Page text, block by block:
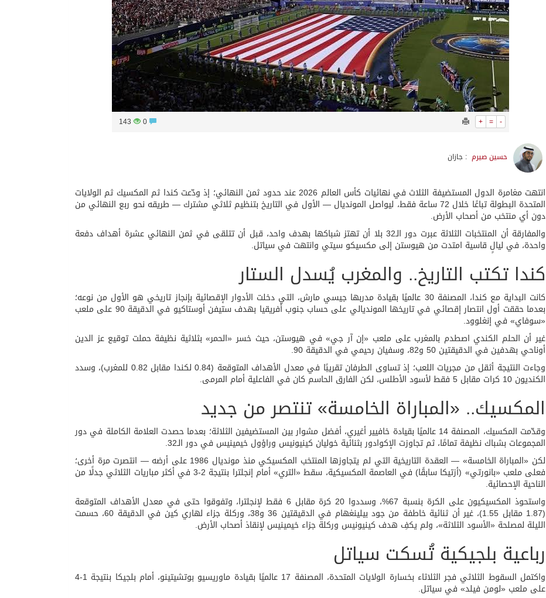
+ = -
0
143
حسين صيرم : جازان
انتهت مغامرة الدول المستضيفة الثلاث في نهائيات كأس العالم 2026 عند حدود ثمن النهائي؛ إذ ودّعت كندا ثم المكسيك ثم الولايات
المتحدة البطولة تباعًا خلال 72 ساعة فقط، ليواصل المونديال — الأول في التاريخ بتنظيم ثلاثي مشترك — طريقه نحو ربع النهائي من
دون أي منتخب من أصحاب الأرض.
والمفارقة أن المنتخبات الثلاثة عبرت دور الـ32 بلا أن تهتز شباكها بهدف واحد، قبل أن تتلقى في ثمن النهائي عشرة أهداف دفعة
واحدة، في ليالٍ قاسية امتدت من هيوستن إلى مكسيكو سيتي وانتهت في سياتل.
كندا تكتب التاريخ.. والمغرب يُسدل الستار
كانت البداية مع كندا، المصنفة 30 عالميًا بقيادة مدربها جيسي مارش، التي دخلت الأدوار الإقصائية بإنجاز تاريخي هو الأول من نوعه؛
بعدما حققت أول انتصار إقصائي في تاريخها المونديالي على حساب جنوب أفريقيا بهدف ستيفن أوستاكيو في الدقيقة 90 على ملعب
«سوفاي» في إنغلوود.
غير أن الحلم الكندي اصطدم بالمغرب على ملعب «إن آر جي» في هيوستن، حيث خسر «الحمر» بثلاثية نظيفة حملت توقيع عز الدين
أوناحي بهدفين في الدقيقتين 50 و82، وسفيان رحيمي في الدقيقة 90.
وجاءت النتيجة أثقل من مجريات اللعب؛ إذ تساوى الطرفان تقريبًا في معدل الأهداف المتوقعة (0.84 لكندا مقابل 0.82 للمغرب)، وسدد
الكنديون 10 كرات مقابل 5 فقط لأسود الأطلس، لكن الفارق الحاسم كان في الفاعلية أمام المرمى.
المكسيك.. «المباراة الخامسة» تنتصر من جديد
وقدّمت المكسيك، المصنفة 14 عالميًا بقيادة خافيير أغيري، أفضل مشوار بين المستضيفين الثلاثة؛ بعدما حصدت العلامة الكاملة في دور
المجموعات بشباك نظيفة تمامًا، ثم تجاوزت الإكوادور بثنائية خوليان كينيونيس وراؤول خيمينيس في دور الـ32.
لكن «المباراة الخامسة» — العقدة التاريخية التي لم يتجاوزها المنتخب المكسيكي منذ مونديال 1986 على أرضه — انتصرت مرة أخرى؛
فعلى ملعب «بانورتي» (أزتيكا سابقًا) في العاصمة المكسيكية، سقط «التري» أمام إنجلترا بنتيجة 2-3 في أكثر مباريات الثلاثي جدلًا من
الناحية الإحصائية.
واستحوذ المكسيكيون على الكرة بنسبة 67%، وسددوا 20 كرة مقابل 6 فقط لإنجلترا، وتفوقوا حتى في معدل الأهداف المتوقعة
(1.87 مقابل 1.55)، غير أن ثنائية خاطفة من جود بيلينغهام في الدقيقتين 36 و38، وركلة جزاء لهاري كين في الدقيقة 60، حسمت
الليلة لمصلحة «الأسود الثلاثة»، ولم يكفِ هدف كينيونيس وركلة جزاء خيمينيس لإنقاذ أصحاب الأرض.
رباعية بلجيكية تُسكت سياتل
واكتمل السقوط الثلاثي فجر الثلاثاء بخسارة الولايات المتحدة، المصنفة 17 عالميًا بقيادة ماوريسيو بوتشيتينو، أمام بلجيكا بنتيجة 1-4
على ملعب «لومن فيلد» في سياتل.